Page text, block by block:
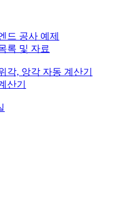
드 공사 예제
록 및 자료
각, 앙각 자동 계산기
산기